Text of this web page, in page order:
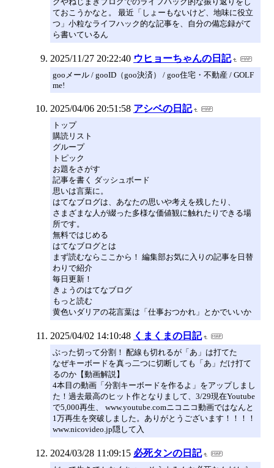
ておこうかなと。 最近「しょーもないけど、地味に役立
つ」小粒なライフハック的な記事を、自分の備忘録がて
ら書いているん
2025/11/27 20:22:40 ウヒョーちゃんの日記
gooメール / gooID（goo決済） / goo住宅・不動産 / GOLF
me!
2025/04/06 20:51:58 アシベの日記
トップ
購読リスト
グループ
トピック
お題をさがす
記事を書く ダッシュボード
思いは言葉に。
はてなブログは、あなたの思いや考えを残したり、
さまざまな人が綴った多様な価値観に触れたりできる場
所です。
無料ではじめる
はてなブログとは
まず読むならここから！ 編集部お気に入りの記事を日替
わりで紹介
毎日更新！
きょうのはてなブログ
もっと読む
黄色いダリアの花言葉は「仕事おつかれ」とかでいいか
2025/04/02 14:10:48 くまくまの日記
ぶった切って分割！ 配線も切れるが「あ」は打てた
なぜキーボードを真っ二つに切断しても「あ」だけ打て
るのか【動画解説】
4本目の動画「分割キーボードを作るよ」をアップしまし
た！過去最高のヒット作となりまして、3/29現在Youtube
で5,000再生、 www.youtube.comニコニコ動画ではなんと
1万再生を突破しました。ありがとうございます！！！！
www.nicovideo.jp隠して入
2024/03/28 11:09:15 必死タンの日記